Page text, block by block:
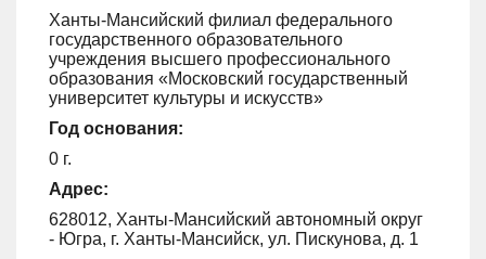
Ханты-Мансийский филиал федерального
государственного образовательного
учреждения высшего профессионального
образования «Московский государственный
университет культуры и искусств»
Год основания:
0 г.
Адрес:
628012, Ханты-Мансийский автономный округ
- Югра, г. Ханты-Мансийск, ул. Пискунова, д. 1